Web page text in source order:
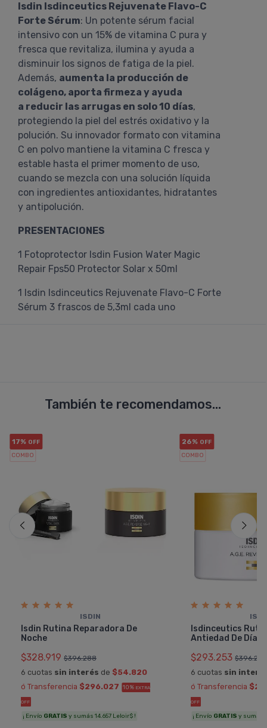
Isdin Isdinceutics Rejuvenate Flavo-C
Forte Sérum: Un potente sérum facial
intensivo con un 15% de vitamina C pura y
fresca que revitaliza, ilumina y ayuda a
disminuir los signos de fatiga de la piel.
Además, aumenta la producción de
colágeno, aporta firmeza y ayuda
a reducir las arrugas en solo 10 días,
protegiendo la piel del estrés oxidativo y la
polución. Su innovador formato con vitamina
C en polvo mantiene la vitamina C fresca y
estable hasta el primer momento de uso,
cuando se mezcla con una solución líquida
con ingredientes antioxidantes, hidratantes
y antipolución.
PRESENTACIONES
1 Fotoprotector Isdin Fusion Water Magic
Repair Fps50 Protector Solar x 50ml
1 Isdin Isdinceutics Rejuvenate Flavo-C Forte
Sérum 3 frascos de 5,3ml cada uno
También te recomendamos...
17% OFF
COMBO
ISDIN
Isdin Rutina Reparadora De
Noche
$328.919 $396.288
6 cuotas sin interés de $54.820
ó Transferencia $296.027 10% EXTRA
OFF
¡ Envío GRATIS y sumás 14.657 Leloir$ !
26% OFF
COMBO
Isdinceutics
Antiedad De Dí­a
$293.253
6 cuotas sin
ó Transferencia
OFF
¡ Envío GRATIS y sumás